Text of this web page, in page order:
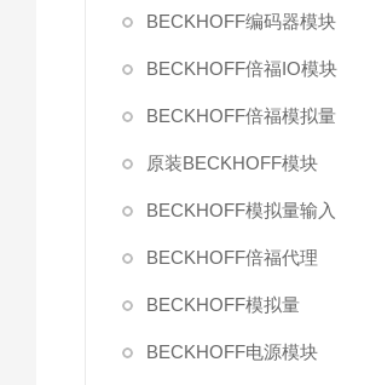
BECKHOFF编码器模块
BECKHOFF倍福IO模块
BECKHOFF倍福模拟量
原装BECKHOFF模块
BECKHOFF模拟量输入
BECKHOFF倍福代理
BECKHOFF模拟量
BECKHOFF电源模块